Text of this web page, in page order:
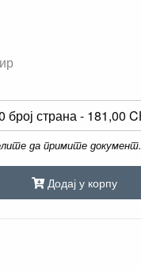
да примите документ.
Додај у корпу